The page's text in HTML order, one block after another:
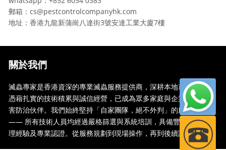
郵箱：cs@pestcontrolcompanyhk.com
地址：香港九龍新蒲崗八達街3號安達工業大廈7樓
關於我們
滅蟲專家是香港資深的專業滅蟲服務提供商，深耕本地市場多年，
憑藉扎實的技術積累與誠信經營，已成為眾多家庭與企業信賴的蟲
害防治伙伴。我們始終堅持「自家團隊，絕不外判」的服務承諾
—— 所有技術人員均經過嚴格篩選與系統培訓，具備豐富的現場處
理經驗及專業認證。從服務規劃到現場操作，再到後續跟蹤，全...